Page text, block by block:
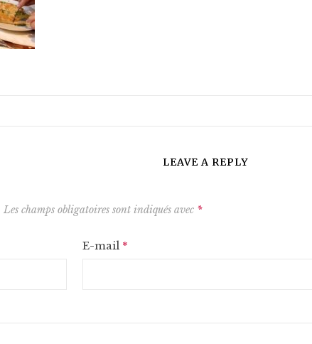
LEAVE A REPLY
Les champs obligatoires sont indiqués avec *
E-mail *